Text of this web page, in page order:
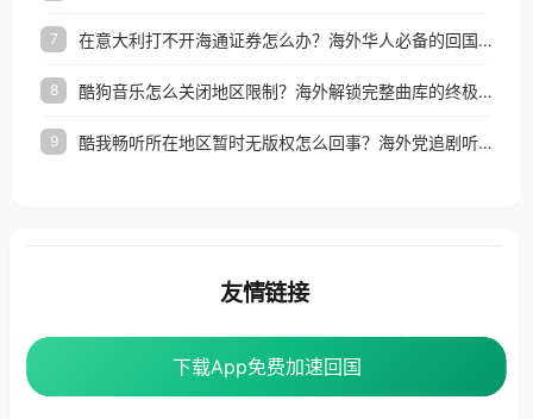
7 在意大利打不开海通证券怎么办？海外华人必备的回国加速指南（附2026世界杯观赛秘籍）
8 酷狗音乐怎么关闭地区限制？海外解锁完整曲库的终极指南
9 酷我畅听所在地区暂时无版权怎么回事？海外党追剧听歌的破局指南
下载App免费加速回国
下载App免费加速回国
友情链接